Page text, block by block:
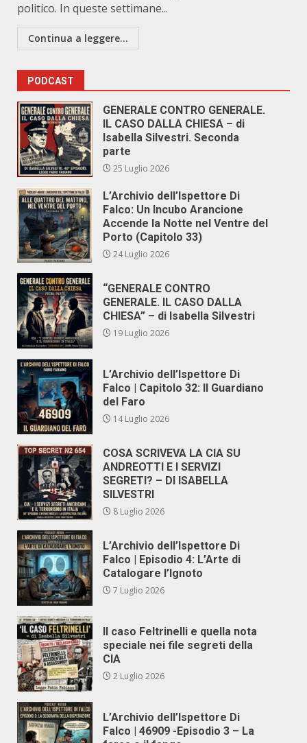
politico. In queste settimane...
Continua a leggere...
PODCAST
GENERALE CONTRO GENERALE.
IL CASO DALLA CHIESA – di
Isabella Silvestri. Seconda
parte
25 Luglio 2026
L’Archivio dell’Ispettore Di
Falco: Un Incubo Arancione
Accende la Notte nel Ventre del
Porto (Capitolo 33)
24 Luglio 2026
“GENERALE CONTRO
GENERALE. IL CASO DALLA
CHIESA” – di Isabella Silvestri
19 Luglio 2026
L’Archivio dell’Ispettore Di
Falco | Capitolo 32: Il Guardiano
del Faro
14 Luglio 2026
COSA SCRIVEVA LA CIA SU
ANDREOTTI E I SERVIZI
SEGRETI? – DI ISABELLA
SILVESTRI
8 Luglio 2026
L’Archivio dell’Ispettore Di
Falco | Episodio 4: L’Arte di
Catalogare l’Ignoto
7 Luglio 2026
Il caso Feltrinelli e quella nota
speciale nei file segreti della
CIA
2 Luglio 2026
L’Archivio dell’Ispettore Di
Falco | 46909 -Episodio 3 – La